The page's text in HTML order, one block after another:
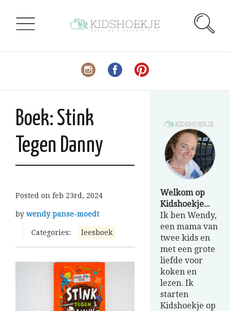
Boek: Stink
Tegen Danny
Posted on feb 23rd, 2024
by wendy panse-moedt
Categories: leesboek
Welkom op
Kidshoekje...
Ik ben Wendy,
een mama van
twee kids en
met een grote
liefde voor
koken en
lezen. Ik
starten
Kidshoekje op